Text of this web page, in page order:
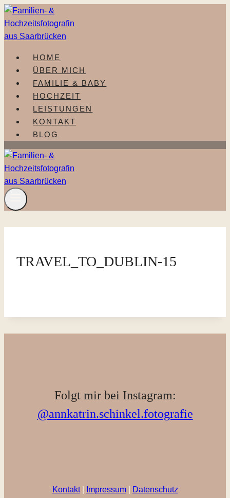
Zum
Inhalt
springen
HOME
ÜBER MICH
FAMILIE & BABY
HOCHZEIT
LEISTUNGEN
KONTAKT
BLOG
TRAVEL_TO_DUBLIN-15
Folgt mir bei Instagram:
@annkatrin.schinkel.fotografie
Kontakt| Impressum| Datenschutz